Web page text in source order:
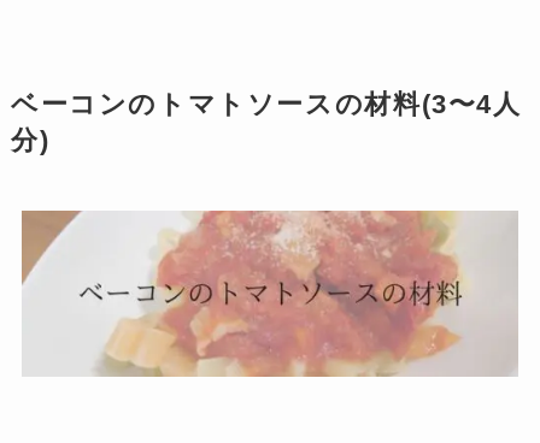
ベーコンのトマトソースの材料(3〜4人
分)